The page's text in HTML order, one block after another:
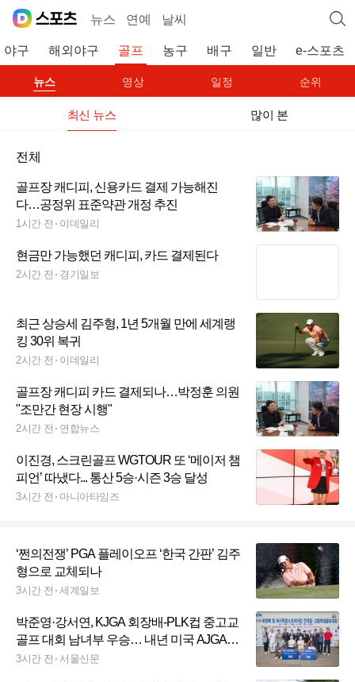
뉴스 연예 날씨
야구 해외야구 골프 농구 배구 일반 e-스포츠
뉴스 영상 일정 순위
최신 뉴스 많이 본
전체
골프장 캐디피, 신용카드 결제 가능해진
다…공정위 표준약관 개정 추진
1시간 전 이데일리
현금만 가능했던 캐디피, 카드 결제된다
2시간 전 경기일보
최근 상승세 김주형, 1년 5개월 만에 세계랭
킹 30위 복귀
2시간 전 이데일리
골프장 캐디피 카드 결제되나…박정훈 의원
"조만간 현장 시행"
2시간 전 연합뉴스
이진경, 스크린골프 WGTOUR 또 ‘메이저 챔
피언’ 따냈다... 통산 5승·시즌 3승 달성
3시간 전 마니아타임즈
‘쩐의전쟁’ PGA 플레이오프 ‘한국 간판’ 김주
형으로 교체되나
3시간 전 세계일보
박준영·강서연, KJGA 회장배-PLK컵 중고교
골프 대회 남녀부 우승… 내년 미국 AJGA
출전권 획득
3시간 전 서울신문